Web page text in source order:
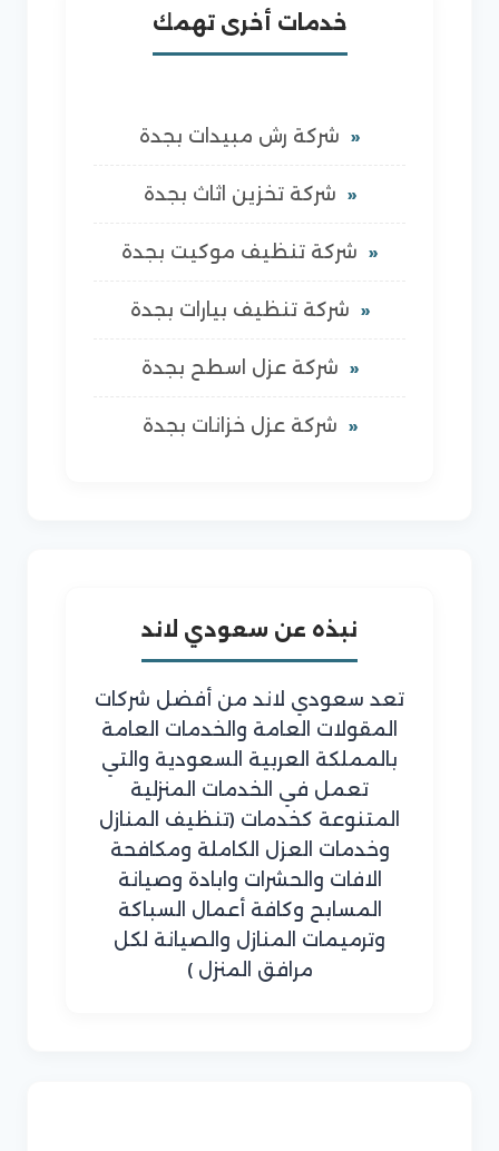
خدمات أخرى تهمك
شركة رش مبيدات بجدة
شركة تخزين اثاث بجدة
شركة تنظيف موكيت بجدة
شركة تنظيف بيارات بجدة
شركة عزل اسطح بجدة
شركة عزل خزانات بجدة
نبذه عن سعودي لاند
تعد سعودي لاند من أفضل شركات
المقولات العامة والخدمات العامة
بالمملكة العربية السعودية والتي
تعمل في الخدمات المنزلية
المتنوعة كخدمات (تنظيف المنازل
وخدمات العزل الكاملة ومكافحة
الافات والحشرات وابادة وصيانة
المسابح وكافة أعمال السباكة
وترميمات المنازل والصيانة لكل
مرافق المنزل )